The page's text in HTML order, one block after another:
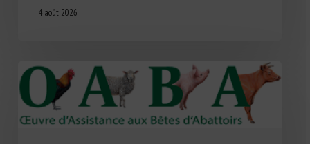
4 août 2026